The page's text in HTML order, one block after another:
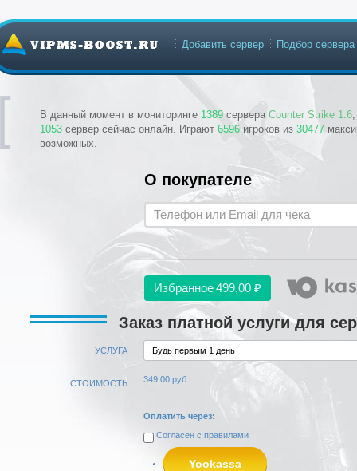
В данный момент в мониторинге 1389 сервера Counter Strike 1.6
1053 сервер сейчас онлайн. Играют 6596 игроков из 30477
возможных.
Добавить сервер Подбор сервера
О покупателе
Избранное499,00 ₽
Заказ платной услуги для
УСЛУГА
СТОИМОСТЬ 349.00 руб.
Оплатить через:
Согласен с правилами
Yookassa